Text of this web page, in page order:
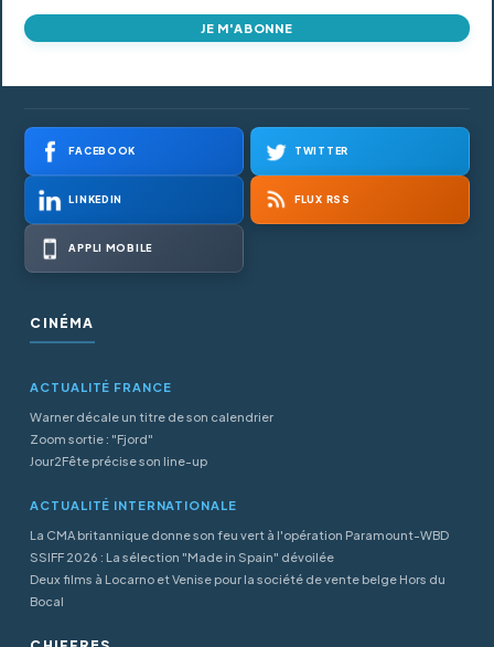
JE M'ABONNE
FACEBOOK TWITTER
LINKEDIN FLUX RSS
APPLI MOBILE
CINÉMA
ACTUALITÉ FRANCE
Warner décale un titre de son calendrier
Zoom sortie : "Fjord"
Jour2Fête précise son line-up
ACTUALITÉ INTERNATIONALE
La CMA britannique donne son feu vert à l'opération Paramount-WBD
SSIFF 2026 : La sélection "Made in Spain" dévoilée
Deux films à Locarno et Venise pour la société de vente belge Hors du
Bocal